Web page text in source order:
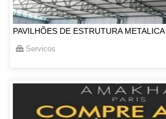
PAVILHÕES DE ESTRUTURA METALICA
Servicos